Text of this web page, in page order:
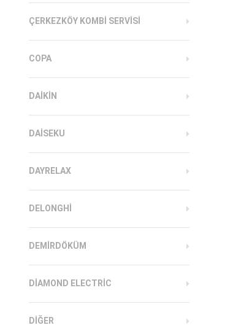
ÇERKEZKÖY KOMBI SERVISI
COPA
DAIKIN
DAISEKU
DAYRELAX
DELONGHI
DEMIRDÖKÜM
DIAMOND ELECTRIC
DIĞER